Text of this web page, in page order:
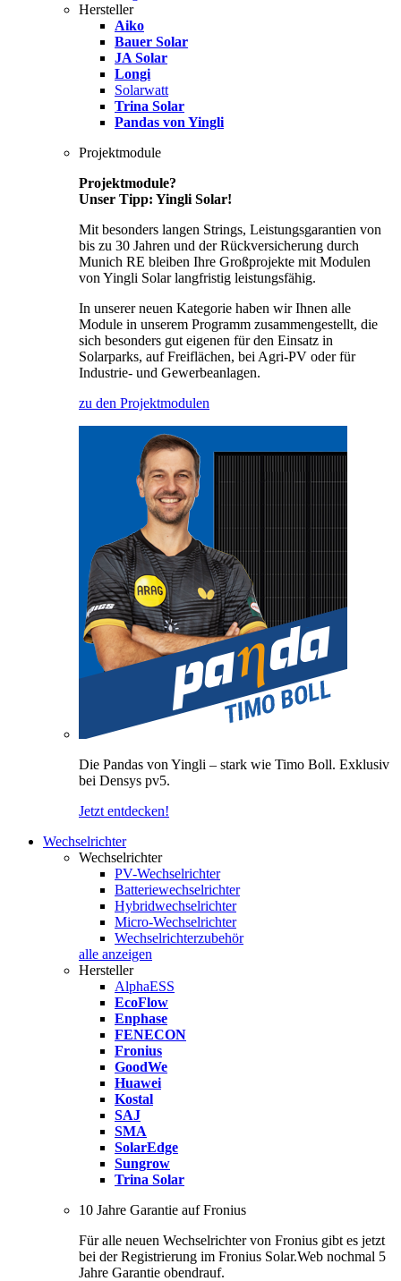
Hersteller
Aiko
Bauer Solar
JA Solar
Longi
Solarwatt
Trina Solar
Pandas von Yingli
Projektmodule
Projektmodule?
Unser Tipp: Yingli Solar!
Mit besonders langen Strings, Leistungsgarantien von
bis zu 30 Jahren und der Rückversicherung durch
Munich RE bleiben Ihre Großprojekte mit Modulen
von Yingli Solar langfristig leistungsfähig.
In unserer neuen Kategorie haben wir Ihnen alle
Module in unserem Programm zusammengestellt, die
sich besonders gut eigenen für den Einsatz in
Solarparks, auf Freiflächen, bei Agri-PV oder für
Industrie- und Gewerbeanlagen.
zu den Projektmodulen
Die Pandas von Yingli – stark wie Timo Boll. Exklusiv
bei Densys pv5.
Jetzt entdecken!
Wechselrichter
Wechselrichter
PV-Wechselrichter
Batteriewechselrichter
Hybridwechselrichter
Micro-Wechselrichter
Wechselrichterzubehör
alle anzeigen
Hersteller
AlphaESS
EcoFlow
Enphase
FENECON
Fronius
GoodWe
Huawei
Kostal
SAJ
SMA
SolarEdge
Sungrow
Trina Solar
10 Jahre Garantie auf Fronius
Für alle neuen Wechselrichter von Fronius gibt es jetzt
bei der Registrierung im Fronius Solar.Web nochmal 5
Jahre Garantie obendrauf.